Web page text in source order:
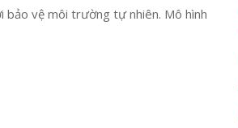
bảo vệ môi trường tự nhiên. Mô hình